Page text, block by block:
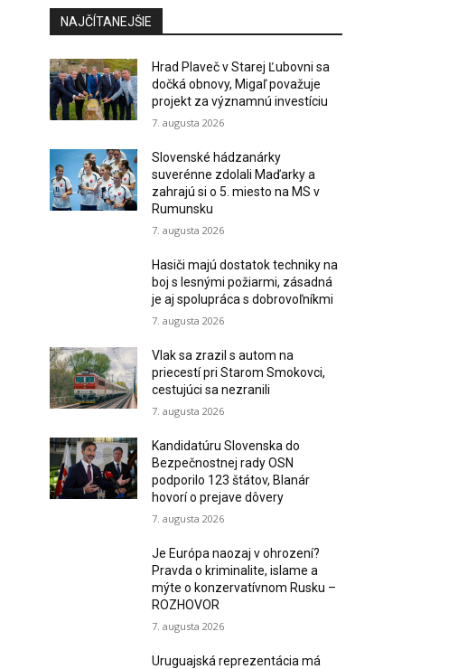
NAJČÍTANEJŠIE
Hrad Plaveč v Starej Ľubovni sa
dočká obnovy, Migaľ považuje
projekt za významnú investíciu
7. augusta 2026
Slovenské hádzanárky
suverénne zdolali Maďarky a
zahrajú si o 5. miesto na MS v
Rumunsku
7. augusta 2026
Hasiči majú dostatok techniky na
boj s lesnými požiarmi, zásadná
je aj spolupráca s dobrovoľníkmi
7. augusta 2026
Vlak sa zrazil s autom na
priecestí pri Starom Smokovci,
cestujúci sa nezranili
7. augusta 2026
Kandidatúru Slovenska do
Bezpečnostnej rady OSN
podporilo 123 štátov, Blanár
hovorí o prejave dôvery
7. augusta 2026
Je Európa naozaj v ohrození?
Pravda o kriminalite, islame a
mýte o konzervatívnom Rusku –
ROZHOVOR
7. augusta 2026
Uruguajská reprezentácia má